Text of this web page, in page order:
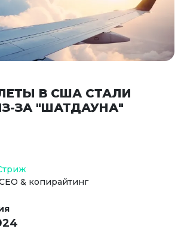
В США СТАЛИ
ЗА "ШАТДАУНА"
& копирайтинг